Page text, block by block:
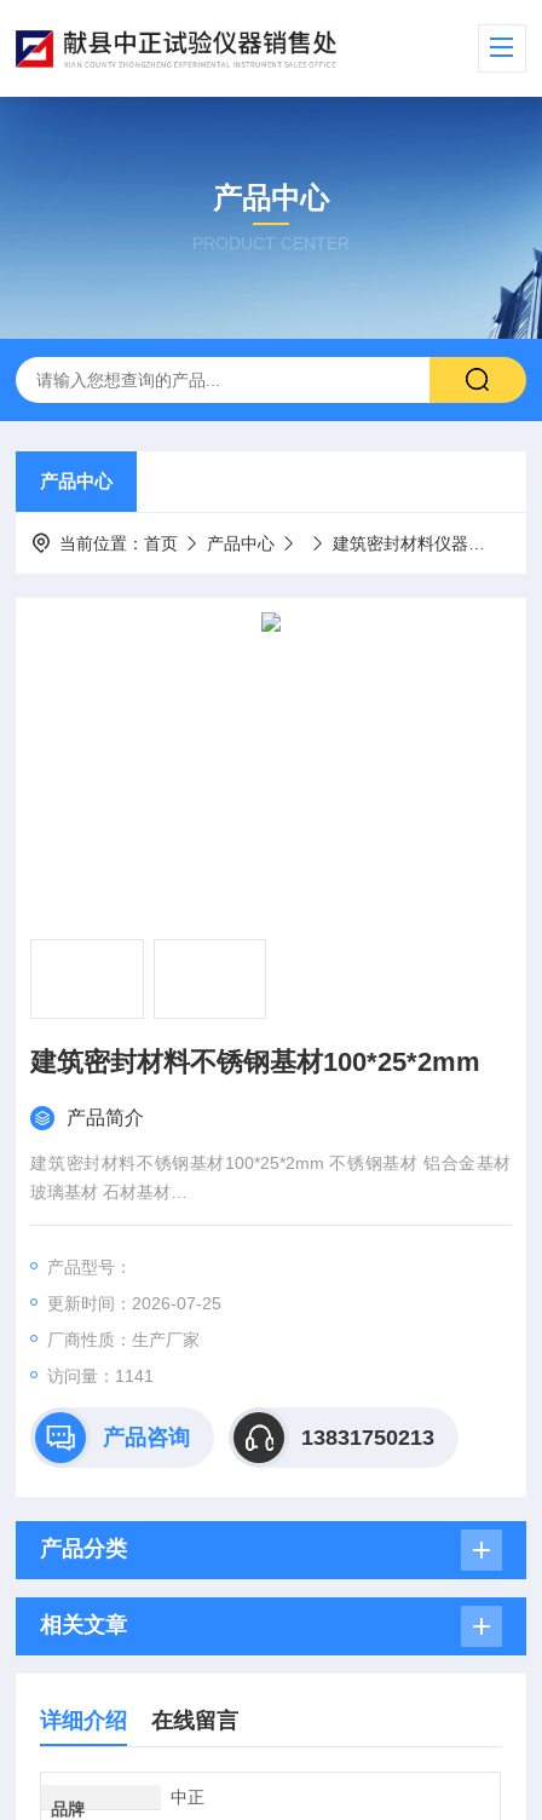
产品中心
PRODUCT CENTER
产品中心
当前位置：首页 产品中心 建筑密封材料仪器
建筑密封材料不锈钢基材100*25*2mm
产品简介
建筑密封材料不锈钢基材100*25*2mm 不锈钢基材 铝合金基材
玻璃基材 石材基材
产品尺寸：100*25*2mm
产品型号：
更新时间：2026-07-25
厂商性质：生产厂家
访问量：1141
产品咨询 13831750213
产品分类
相关文章
详细介绍 在线留言
品牌
中正